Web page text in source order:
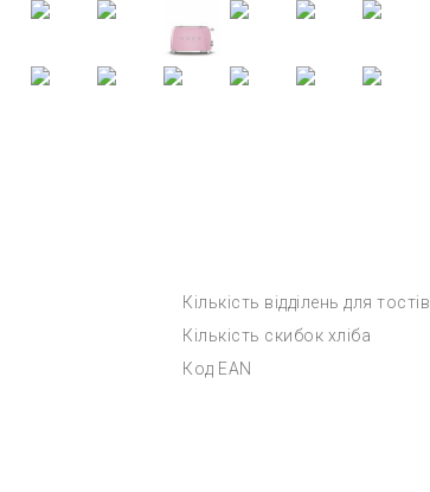
Кількість відділень для тостів
Кількість скибок хліба
Код EAN